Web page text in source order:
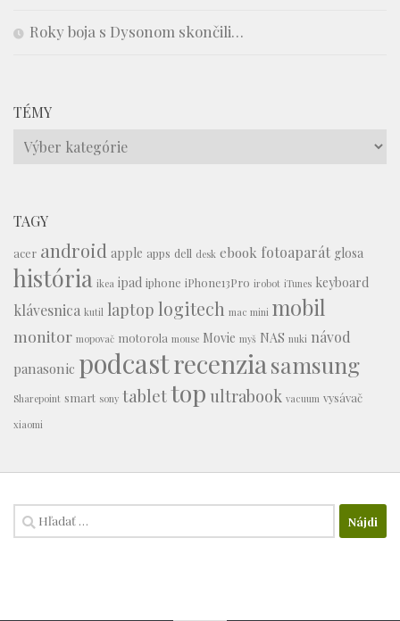
Roky boja s Dysonom skončili…
TÉMY
Témy
TAGY
acer android apple apps dell desk ebook fotoaparát glosa
história ikea ipad iphone iPhone13Pro irobot iTunes keyboard
klávesnica kutil laptop logitech mac mini mobil
monitor mopovač motorola mouse Movie myš NAS nuki návod
panasonic podcastrecenziasamsung
Sharepoint smart sony tablettop ultrabook vacuum vysávač
xiaomi
Hľadať: